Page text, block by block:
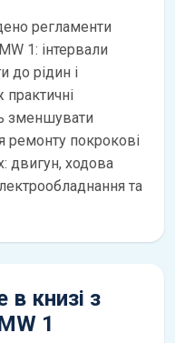
регламенти
1: інтервали
до рідин і
практичні
зменшувати
ремонту покрокові
двигун, ходова
та
книзі з
1